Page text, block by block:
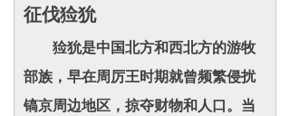
征伐猃狁
猃狁是中国北方和西北方的游牧
部族，早在周厉王时期就曾频繁侵扰
镐京周边地区，掠夺财物和人口。当